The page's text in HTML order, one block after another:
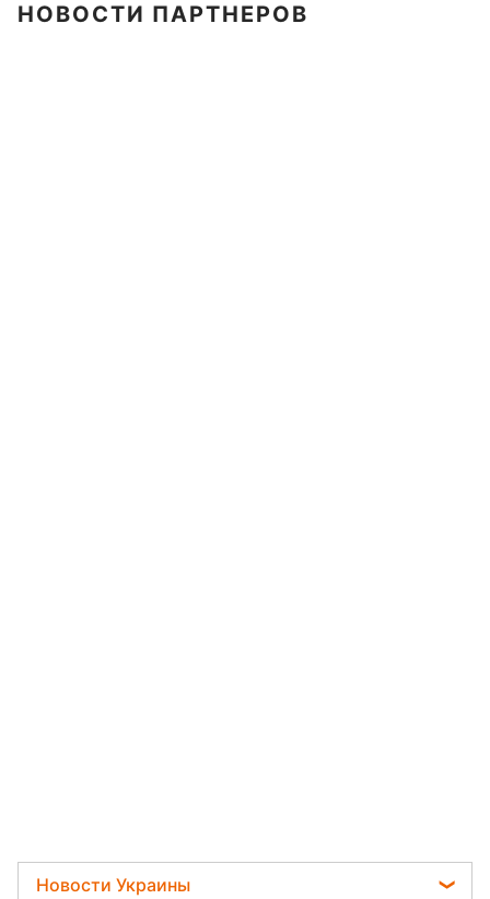
НОВОСТИ ПАРТНЕРОВ
Новости Украины